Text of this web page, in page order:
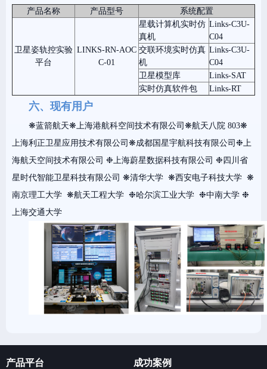
产品名称 产品型号 系统配置
卫星姿轨控实验
平台
LINKS-RN-AOC
C-01
星载计算机实时仿
真机
Links-C3U-
C04
交联环境实时仿真
机
Links-C3U-
C04
卫星模型库
Links-SAT
实时仿真软件包
Links-RT
六、现有用户
❋蓝箭航天❋上海港航科空间技术有限公司❋航天八院 803❋
上海利正卫星应用技术有限公司❋成都国星宇航科技有限公司❉上
海航天空间技术有限公司 ❉上海蔚星数据科技有限公司 ❉四川省
星时代智能卫星科技有限公司 ❋清华大学 ❋西安电子科技大学 ❋
南京理工大学 ❋航天工程大学 ❉哈尔滨工业大学 ❉中南大学 ❉
上海交通大学
产品平台 成功案例